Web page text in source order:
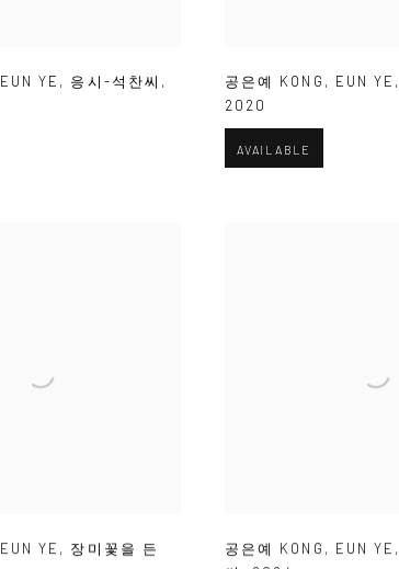
EUN YE , 응시-석찬씨 ,
공은예 KONG , EUN YE ,
2020
AVAILABLE
EUN YE , 장미꽃을 든
공은예 KONG , EUN YE ,